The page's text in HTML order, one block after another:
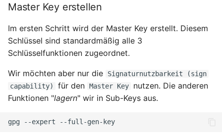
Master Key erstellen
Im ersten Schritt wird der Master Key erstellt. Diesem
Schlüssel sind standardmäßig alle 3
Schlüsselfunktionen zugeordnet.
Wir möchten aber nur die
Signaturnutzbarkeit (sign
capability)
für den Master Key
nutzen. Die anderen
Funktionen "lagern" wir in Sub-Keys aus.
gpg --expert